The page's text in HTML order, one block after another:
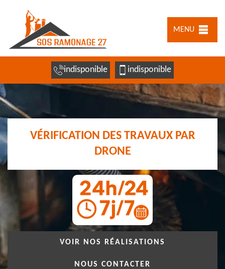
MENU
indisponible indisponible
VÉRIFICATION DES TRAVAUX PAR
DRONE
VOIR NOS RÉALISATIONS
NOUS CONTACTER